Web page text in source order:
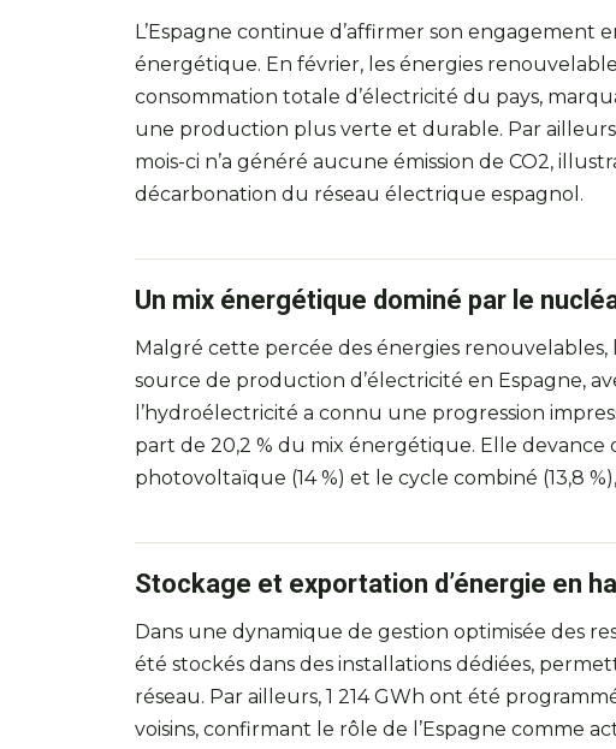
L’Espagne continue d’affirmer son engagement
énergétique. En février, les énergies
consommation totale d’électricité du pays,
une production plus verte et durable. Par
mois-ci n’a généré aucune émission de CO2,
décarbonation du réseau électrique espagnol.
Un mix énergétique dominé par le
Malgré cette percée des énergies
source de production d’électricité en Espagne,
l’hydroélectricité a connu une progression
part de 20,2 % du mix énergétique. Elle devance
photovoltaïque (14 %) et le cycle combiné (13,8
Stockage et exportation d’énergie en
Dans une dynamique de gestion optimisée des
été stockés dans des installations dédiées,
réseau. Par ailleurs, 1 214 GWh ont été
voisins, confirmant le rôle de l’Espagne comme